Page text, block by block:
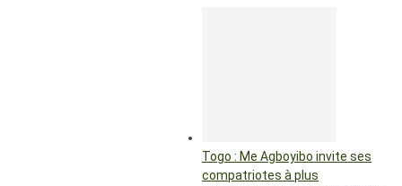
Togo : Me Agboyibo invite ses
compatriotes à plus